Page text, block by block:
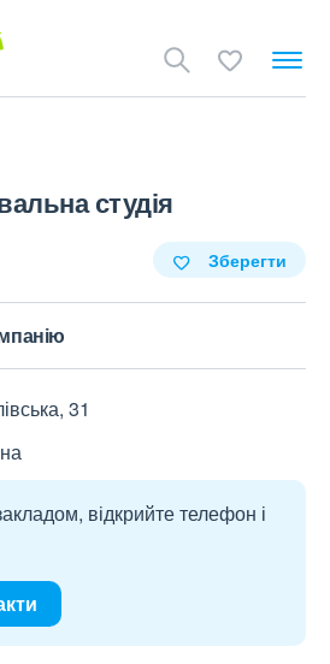
студія
Зберегти
31
відкрийте телефон і